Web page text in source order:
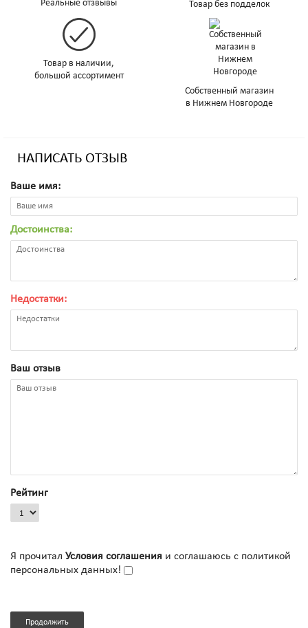
Реальные отзвывы Товар без подделок
Товар в наличии,
большой ассортимент
Собственный магазин
в Нижнем Новгороде
НАПИСАТЬ ОТЗЫВ
Ваше имя:
Достоинства:
Недостатки:
Ваш отзыв
Рейтинг
Я прочитал Условия соглашения и соглашаюсь с политикой
персональных данных!
Продолжить